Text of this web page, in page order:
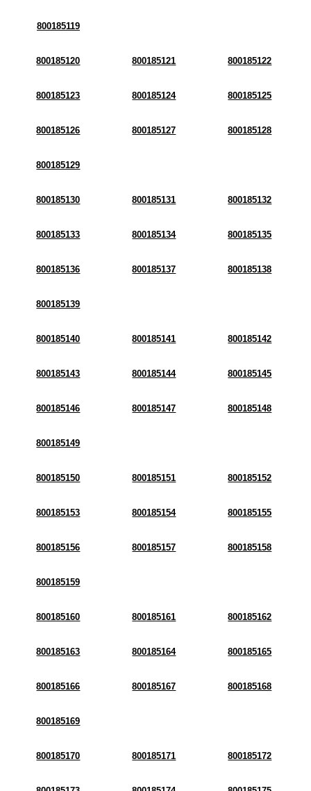
800185119
800185120 800185121 800185122
800185123 800185124 800185125
800185126 800185127 800185128
800185129
800185130 800185131 800185132
800185133 800185134 800185135
800185136 800185137 800185138
800185139
800185140 800185141 800185142
800185143 800185144 800185145
800185146 800185147 800185148
800185149
800185150 800185151 800185152
800185153 800185154 800185155
800185156 800185157 800185158
800185159
800185160 800185161 800185162
800185163 800185164 800185165
800185166 800185167 800185168
800185169
800185170 800185171 800185172